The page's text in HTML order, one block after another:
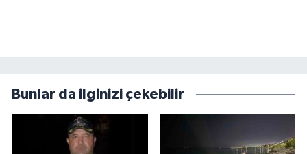
Bunlar da ilginizi çekebilir